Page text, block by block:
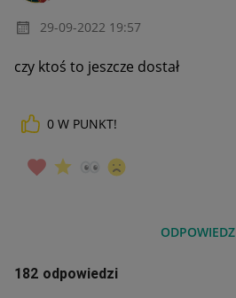
‎29-09-2022 19:57
czy ktoś to jeszcze dostał
0 W PUNKT!
ODPOWIEDZ
182 odpowiedzi